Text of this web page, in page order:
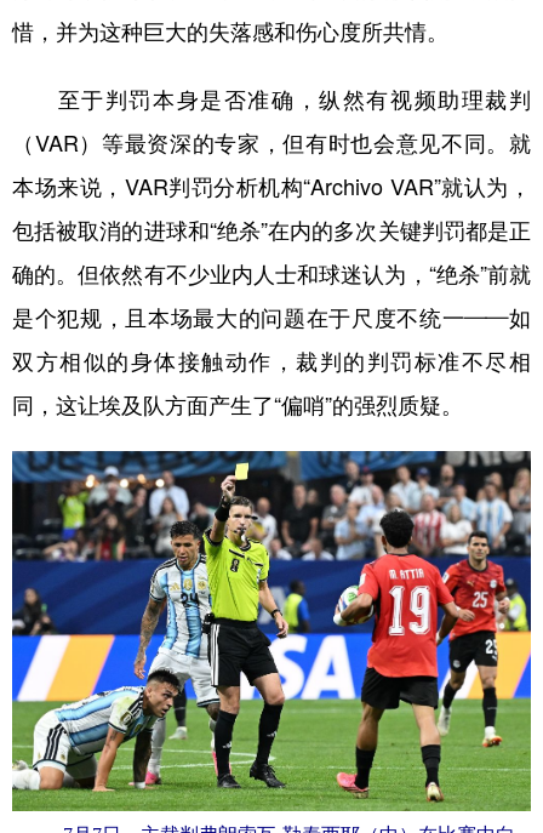
惜，并为这种巨大的失落感和伤心度所共情。
至于判罚本身是否准确，纵然有视频助理裁判
（VAR）等最资深的专家，但有时也会意见不同。就
本场来说，VAR判罚分析机构“Archivo VAR”就认为，
包括被取消的进球和“绝杀”在内的多次关键判罚都是正
确的。但依然有不少业内人士和球迷认为，“绝杀”前就
是个犯规，且本场最大的问题在于尺度不统一——如
双方相似的身体接触动作，裁判的判罚标准不尽相
同，这让埃及队方面产生了“偏哨”的强烈质疑。